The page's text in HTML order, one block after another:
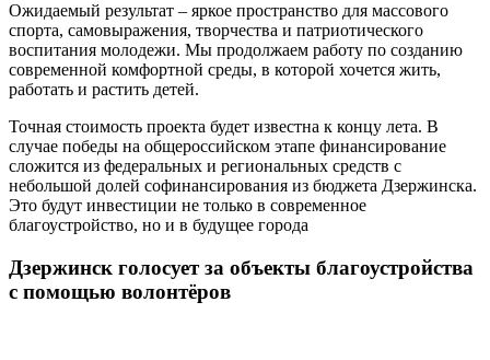
Ожидаемый результат – яркое пространство для массового
спорта, самовыражения, творчества и патриотического
воспитания молодежи. Мы продолжаем работу по созданию
современной комфортной среды, в которой хочется жить,
работать и растить детей.
Точная стоимость проекта будет известна к концу лета. В
случае победы на общероссийском этапе финансирование
сложится из федеральных и региональных средств с
небольшой долей софинансирования из бюджета Дзержинска.
Это будут инвестиции не только в современное
благоустройство, но и в будущее города
Дзержинск голосует за объекты благоустройства
с помощью волонтёров